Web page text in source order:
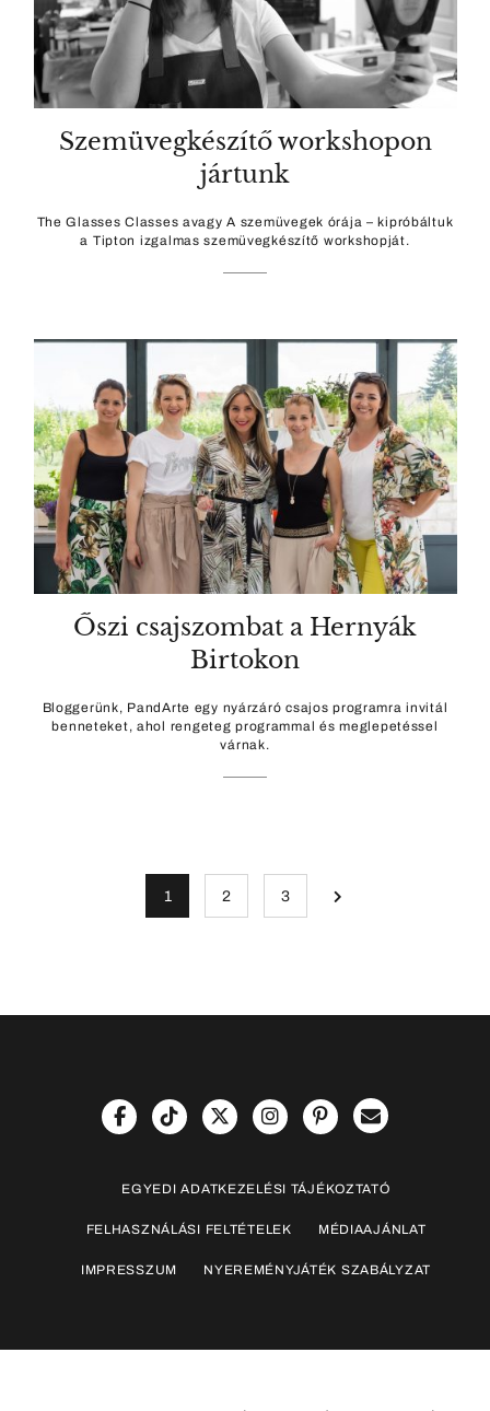
Szemüvegkészítő workshopon
jártunk
The Glasses Classes avagy A szemüvegek órája – kipróbáltuk
a Tipton izgalmas szemüvegkészítő workshopját.
Őszi csajszombat a Hernyák
Birtokon
Bloggerünk, PandArte egy nyárzáró csajos programra invitál
benneteket, ahol rengeteg programmal és meglepetéssel
várnak.
1 2 3
EGYEDI ADATKEZELÉSI TÁJÉKOZTATÓ
FELHASZNÁLÁSI FELTÉTELEK MÉDIAAJÁNLAT
IMPRESSZUM NYEREMÉNYJÁTÉK SZABÁLYZAT